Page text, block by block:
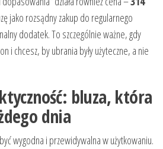
jako rozsądny zakup do regularnego
dodatek. To szczególnie ważne, gdy
i chcesz, by ubrania były użyteczne, a nie
bluza, która
dnia
wygodna i przewidywalna w użytkowaniu.